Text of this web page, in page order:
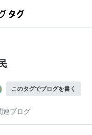
このタグでブログを書く
連ブログ